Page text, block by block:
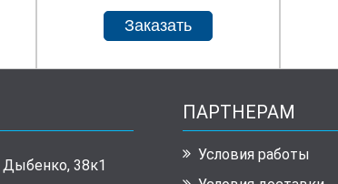
Дыбенко, 38к1
ПАРТНЕРАМ
Условия работы